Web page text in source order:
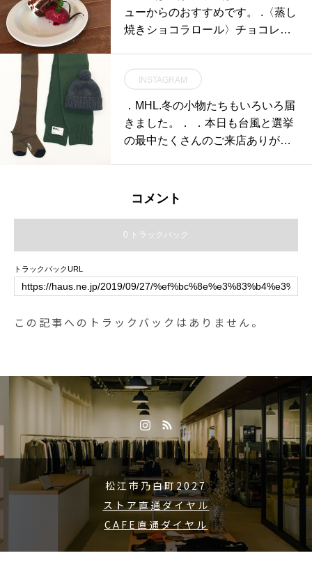
詞でもあるバスマットからキッチ
ン、洗面台まであらゆる水場にマ
ております。憂鬱になりがちのじ
めじめした日をsoilを使っておし
ゃれに乗り切りましょう◎.#soil#
ソイル#珪藻土#haus #haus_mats
ue #hausmatsue #松江カフェ #島
根カフェ #松江旅行#島根旅行#松
江 #島根 #山陰
ューからのおすすめです。 .〈蒸し
焼きショコラロール〉チョコレー
った甘酸っぱいアイスクリームを
添えています。.期間限定で数も限
られておりますので、ショーケー
スで見かけた際はぜひお試しくだ
＊ショップ 11:00-20:00.＊ビスト
o10:30)ランチ 11:30-14:00カフェ
14:00-18:00ディナー 18:00-21:00
(Lo20:15).2/27水臨時休業とさせて
essert #sweet #cake #tart#ロール
ートロール #チョコレート#期間限
e #松江カフェ #島根カフェ#松江
#島根 #山陰 #島根旅行
INSTAGRAM
．MHL.冬の小物たちもいろいろ届
きました。． ．本日も台風と選挙
の最中たくさんのご来店ありがと
わせてこちらもどうぞ︎@haus_ho
コメント
0 トラックバック
トラックバックURL
この記事へのトラックバックはありません。
松江市乃白町2027
ストア直通ダイヤル
CAFE直通ダイヤル